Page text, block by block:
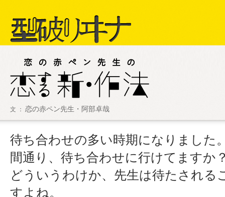
文 ： 恋の赤ペン先生・阿部卓哉
待ち合わせの多い時期になりました
間通り、待ち合わせに行けてますか
どういうわけか、先生は待たされる
すよね。